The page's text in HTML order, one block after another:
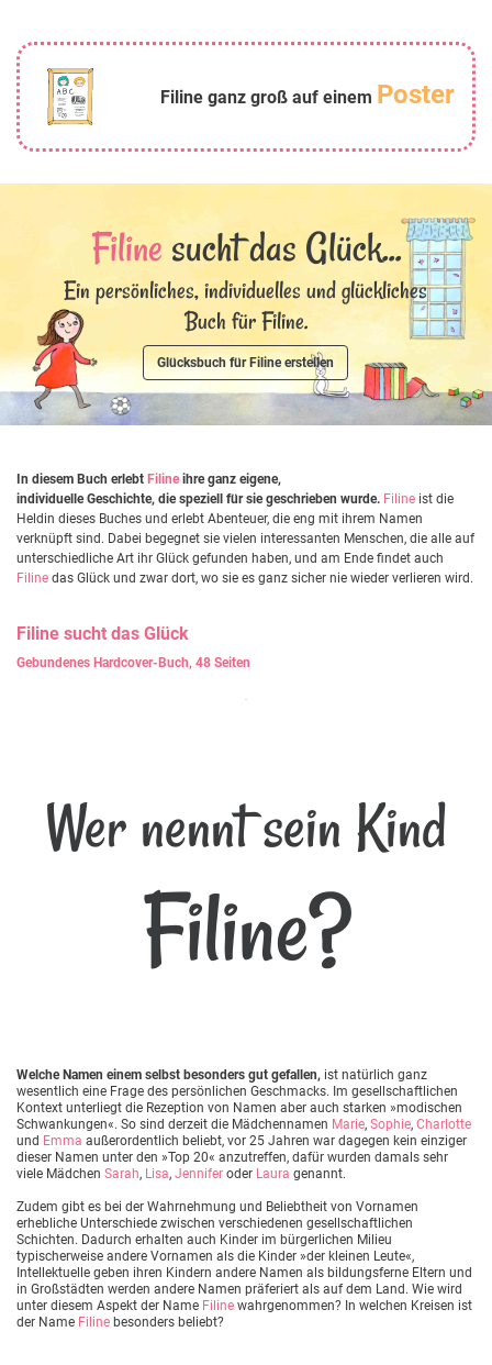
Filine ganz groß auf einem Poster
Filine sucht das Glück...
Ein persönliches, individuelles und glückliches
Buch für Filine.
Glücksbuch für Filine erstellen
In diesem Buch erlebt Filineihre ganz eigene,
individuelle Geschichte, die speziell für sie geschrieben wurde. Filine ist die
Heldin dieses Buches und erlebt Abenteuer, die eng mit ihrem Namen
verknüpft sind. Dabei begegnet sie vielen interessanten Menschen, die alle auf
unterschiedliche Art ihr Glück gefunden haben, und am Ende findet auch
Filine das Glück und zwar dort, wo sie es ganz sicher nie wieder verlieren wird.
Filine sucht das Glück
Gebundenes Hardcover-Buch, 48 Seiten
Wer nennt sein Kind
Filine?
Welche Namen einem selbst besonders gut gefallen, ist natürlich ganz
wesentlich eine Frage des persönlichen Geschmacks. Im gesellschaftlichen
Kontext unterliegt die Rezeption von Namen aber auch starken »modischen
Schwankungen«. So sind derzeit die Mädchennamen Marie, Sophie, Charlotte
und Emma außerordentlich beliebt, vor 25 Jahren war dagegen kein einziger
dieser Namen unter den »Top 20« anzutreffen, dafür wurden damals sehr
viele Mädchen Sarah, Lisa, Jennifer oder Laura genannt.
Zudem gibt es bei der Wahrnehmung und Beliebtheit von Vornamen
erhebliche Unterschiede zwischen verschiedenen gesellschaftlichen
Schichten. Dadurch erhalten auch Kinder im bürgerlichen Milieu
typischerweise andere Vornamen als die Kinder »der kleinen Leute«,
Intellektuelle geben ihren Kindern andere Namen als bildungsferne Eltern und
in Großstädten werden andere Namen präferiert als auf dem Land. Wie wird
unter diesem Aspekt der Name Filine wahrgenommen? In welchen Kreisen ist
der Name Filine besonders beliebt?